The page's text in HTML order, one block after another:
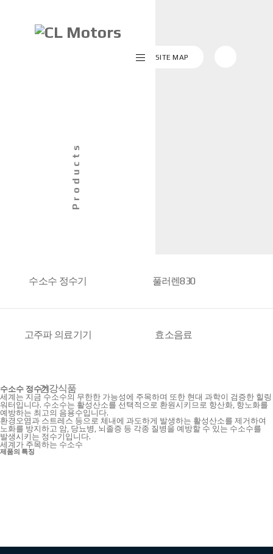
SITE MAP
Products
수소수 정수기 풀러렌830
고주파 의료기기 효소음료
건강식품
수소수 정수기
세계는 지금 수소수의 무한한 가능성에 주목하며 또한 현대 과학이 검증한 힐링
워터입니다. 수소수는 활성산소를 선택적으로 환원시키므로 항산화, 항노화를
예방하는 최고의 음용수입니다.
환경오염과 스트레스 등으로 체내에 과도하게 발생하는 활성산소를 제거하여
노화를 방지하고 암, 당뇨병, 뇌졸증 등 각종 질병을 예방할 수 있는 수소수를
발생시키는 정수기입니다.
세계가 주목하는 수소수
제품의 특징